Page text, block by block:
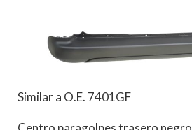
Similar a O.E. 7401GF